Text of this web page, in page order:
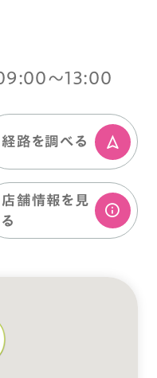
〜13:00
経路を調べる
店舗情報を⾒
る